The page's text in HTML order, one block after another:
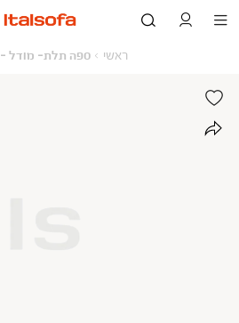
ראשי ראשי
ספה תלת- מודל - FLAVIO